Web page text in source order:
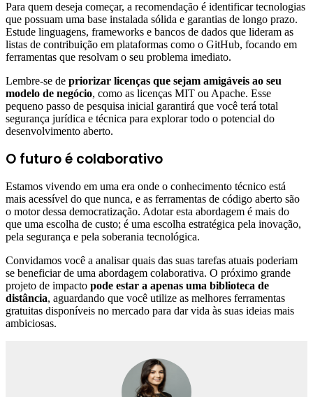
Para quem deseja começar, a recomendação é identificar tecnologias
que possuam uma base instalada sólida e garantias de longo prazo.
Estude linguagens, frameworks e bancos de dados que lideram as
listas de contribuição em plataformas como o GitHub, focando em
ferramentas que resolvam o seu problema imediato.
Lembre-se de priorizar licenças que sejam amigáveis ao seu
modelo de negócio, como as licenças MIT ou Apache. Esse
pequeno passo de pesquisa inicial garantirá que você terá total
segurança jurídica e técnica para explorar todo o potencial do
desenvolvimento aberto.
O futuro é colaborativo
Estamos vivendo em uma era onde o conhecimento técnico está
mais acessível do que nunca, e as ferramentas de código aberto são
o motor dessa democratização. Adotar esta abordagem é mais do
que uma escolha de custo; é uma escolha estratégica pela inovação,
pela segurança e pela soberania tecnológica.
Convidamos você a analisar quais das suas tarefas atuais poderiam
se beneficiar de uma abordagem colaborativa. O próximo grande
projeto de impacto pode estar a apenas uma biblioteca de
distância, aguardando que você utilize as melhores ferramentas
gratuitas disponíveis no mercado para dar vida às suas ideias mais
ambiciosas.